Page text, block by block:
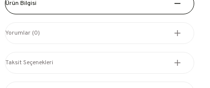
Ürün Bilgisi
Yorumlar (0)
Taksit Seçenekleri